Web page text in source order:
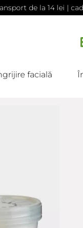
de la 14 lei |
facială